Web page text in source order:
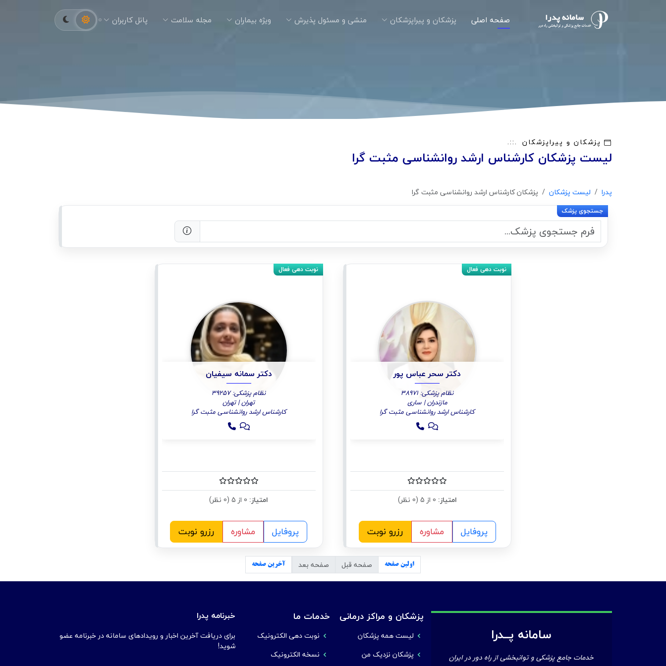
صفحه اصلی پزشکان و پیراپزشکان منشی و مسئول پذیرش ویژه بیماران مجله سلامت پانل کاربران
پزشکان و پیراپزشکان
لیست پزشکان کارشناس ارشد روانشناسی مثبت گرا
پدرا لیست پزشکان پزشکان کارشناس ارشد روانشناسی مثبت گرا
دکتر سحر عباس پور
نظام پزشکی: 38971
مازندران | ساری
کارشناس ارشد روانشناسی مثبت گرا
امتیاز:
پروفایل مشاوره رزرو نوبت
دکتر سمانه سیفیان
نظام پزشکی: 39257
تهران | تهران
کارشناس ارشد روانشناسی مثبت گرا
امتیاز:
پروفایل مشاوره رزرو نوبت
اولین صفحه صفحه قبل صفحه بعد آخرین صفحه
سامانه پــدرا
خدمات جامع پزشکی و توانبخشی از راه دور در ایران
پزشکان و مراکز درمانی
لیست همه پزشکان
پزشکان نزدیک من
خدمات ما
نوبت دهی الکترونیک
نسخه الکترونیک
خبرنامه پدرا
برای دریافت آخرین اخبار و رویدادهای سامانه در خبرنامه عضو
شوید!